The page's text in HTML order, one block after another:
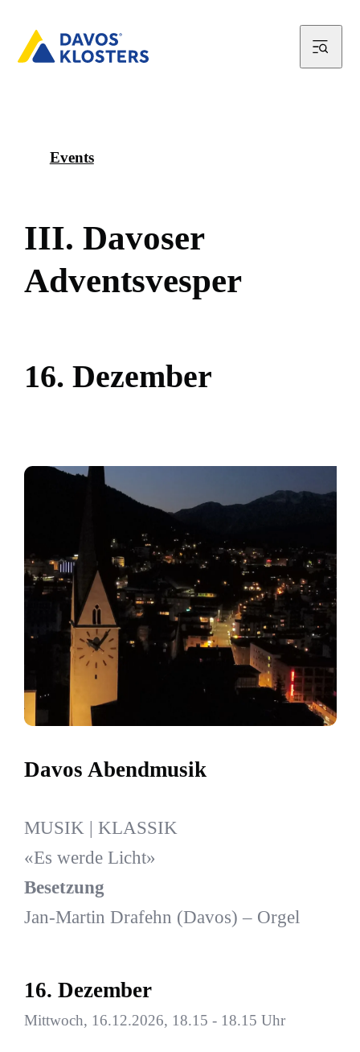
Events
III. Davoser
Adventsvesper
16. Dezember
Davos Abendmusik
MUSIK | KLASSIK
«Es werde Licht»
Besetzung
Jan-Martin Drafehn (Davos) – Orgel
16. Dezember
Mittwoch, 16.12.2026, 18.15 - 18.15 Uhr